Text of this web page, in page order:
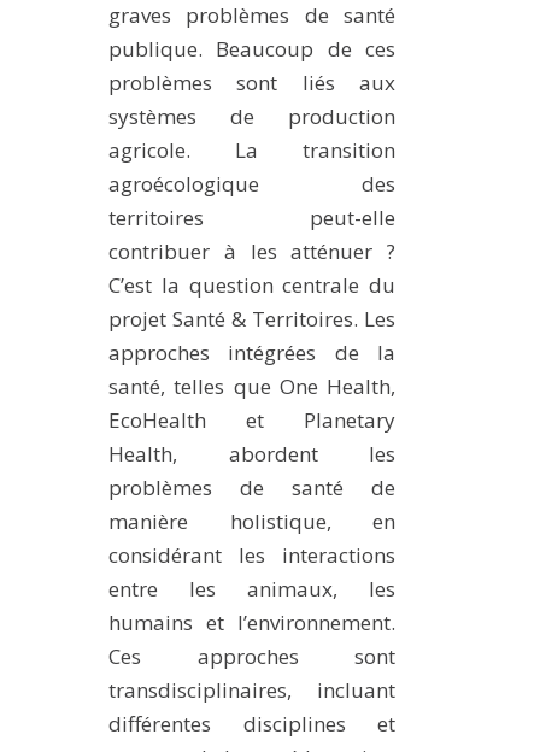
graves problèmes de santé
publique. Beaucoup de ces
problèmes sont liés aux
systèmes de production
agricole. La transition
agroécologique des
territoires peut-elle
contribuer à les atténuer ?
C’est la question centrale du
projet Santé & Territoires. Les
approches intégrées de la
santé, telles que One Health,
EcoHealth et Planetary
Health, abordent les
problèmes de santé de
manière holistique, en
considérant les interactions
entre les animaux, les
humains et l’environnement.
Ces approches sont
transdisciplinaires, incluant
différentes disciplines et